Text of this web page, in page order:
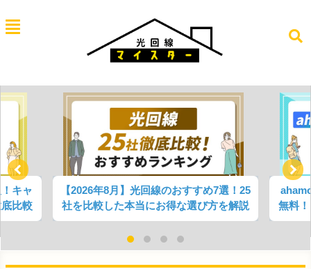
キャ
比較
【2026年8月】光回線のおすすめ7選！25
社を比較した本当にお得な選び方を解説
無料